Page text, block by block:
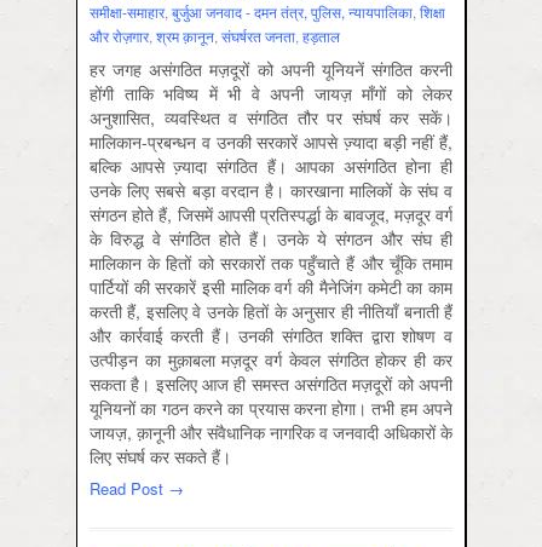
समीक्षा-समाहार, बुर्जुआ जनवाद - दमन तंत्र, पुलिस, न्‍यायपालिका, शिक्षा
और रोज़गार, श्रम क़ानून, संघर्षरत जनता, हड़ताल
हर जगह असंगठित मज़दूरों को अपनी यूनियनें संगठित करनी
होंगी ताकि भविष्‍य में भी वे अपनी जायज़ माँगों को लेकर
अनुशासित, व्‍यवस्थित व संगठित तौर पर संघर्ष कर सकें।
मालिकान-प्रबन्‍धन व उनकी सरकारें आपसे ज्‍़यादा बड़ी नहीं हैं,
बल्कि आपसे ज्‍़यादा संगठित हैं। आपका असंगठित होना ही
उनके लिए सबसे बड़ा वरदान है। कारखाना मालिकों के संघ व
संगठन होते हैं, जिसमें आपसी प्रतिस्‍पर्द्धा के बावजूद, मज़दूर वर्ग
के विरुद्ध वे संगठित होते हैं। उनके ये संगठन और संघ ही
मालिकान के हितों को सरकारों तक पहुँचाते हैं और चूँकि तमाम
पार्टियों की सरकारें इसी मालिक वर्ग की मैनेजिंग कमेटी का काम
करती हैं, इसलिए वे उनके हितों के अनुसार ही नीतियाँ बनाती हैं
और कार्रवाई करती हैं। उनकी संगठित शक्ति द्वारा शोषण व
उत्‍पीड़न का मुक़ाबला मज़दूर वर्ग केवल संगठ‍ित होकर ही कर
सकता है। इसलिए आज ही समस्‍त असंगठित मज़दूरों को अपनी
यूनियनों का गठन करने का प्रयास करना होगा। तभी हम अपने
जायज़, क़ानूनी और संवैधानिक नागरिक व जनवादी अधिकारों के
लिए संघर्ष कर सकते हैं।
Read Post →